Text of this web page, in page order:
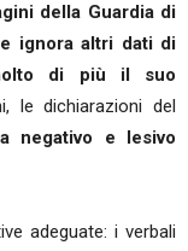
della Guardia di
ignora altri dati di
di più il suo
le dichiarazioni del
negativo e lesivo
adeguate: i verbali